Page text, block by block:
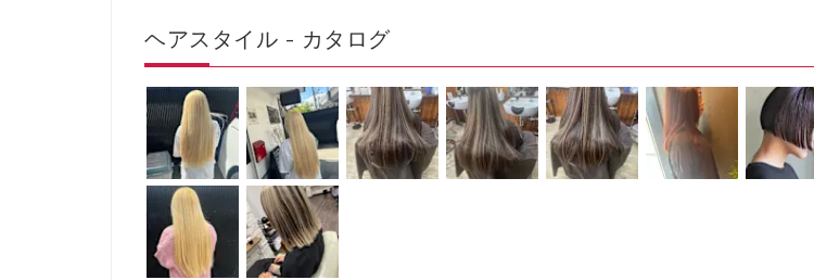
ヘアスタイル - カタログ